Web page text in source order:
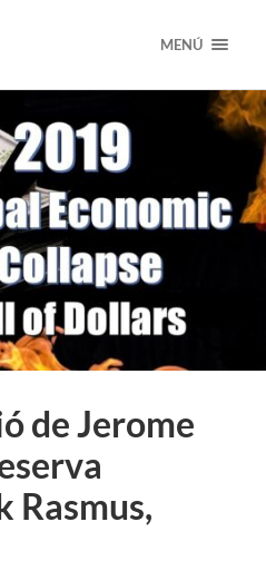
MENÚ
de Jerome
Rasmus,